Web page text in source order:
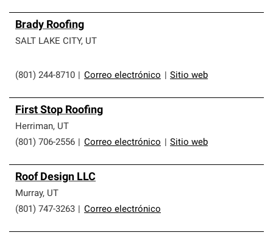
Brady Roofing
SALT LAKE CITY, UT
(801) 244-8710 Correo electrónico Sitio web
First Stop Roofing
Herriman, UT
(801) 706-2556
Correo electrónico Sitio web
Roof Design LLC
Murray, UT
(801) 747-3263
Correo electrónico